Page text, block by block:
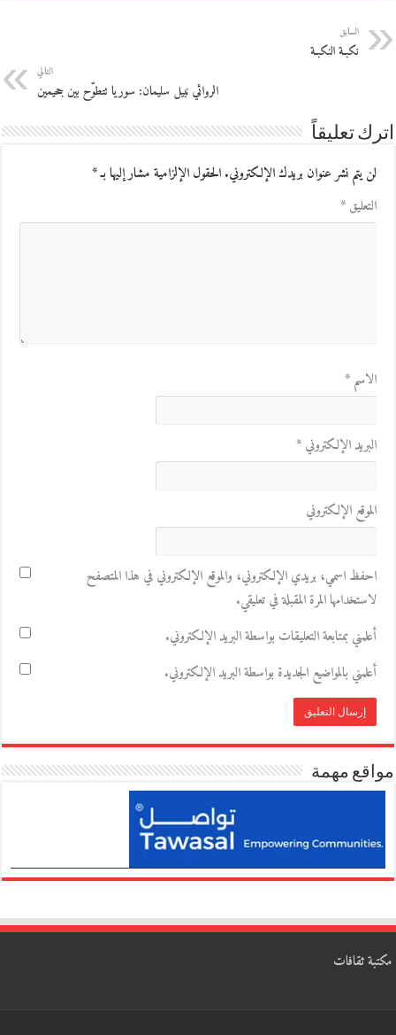
السابق
نكبـة النكبـة
التالي
الروائي نبيل سليمان: سوريا تتطوّح بين جحيمين
اترك تعليقاً
لن يتم نشر عنوان بريدك الإلكتروني.الحقول الإلزامية مشار إليها بـ*
التعليق*
الاسم*
البريد الإلكتروني*
الموقع الإلكتروني
احفظ اسمي، بريدي الإلكتروني، والموقع الإلكتروني في هذا المتصفح
لاستخدامها المرة المقبلة في تعليقي.
أعلمني بمتابعة التعليقات بواسطة البريد الإلكتروني.
أعلمني بالمواضيع الجديدة بواسطة البريد الإلكتروني.
مواقع مهمة
مكتبة ثقافات